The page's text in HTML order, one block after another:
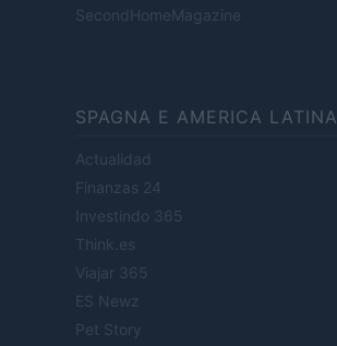
SecondHomeMagazine
SPAGNA E AMERICA LATINA
Actualidad
Finanzas 24
Investindo 365
Think.es
Viajar 365
ES Newz
Pet Story